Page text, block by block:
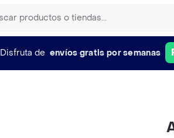
Disfruta de envíos gratis por semanas